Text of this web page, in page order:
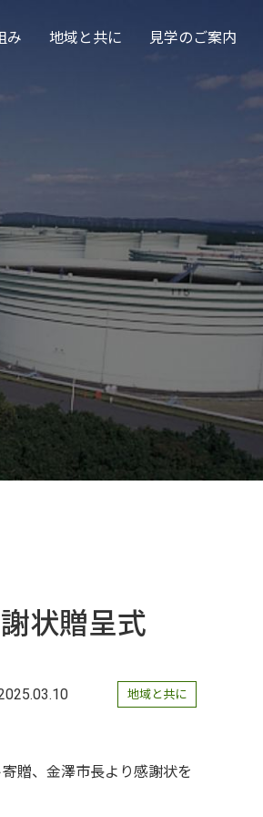
み 地域と共に 見学のご案内
状贈呈式
地域と共に
贈、金澤市長より感謝状を